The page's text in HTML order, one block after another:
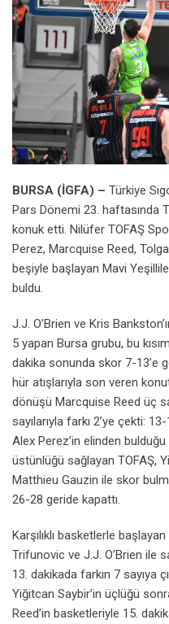
BURSA (İGFA) – Türkiye
Pars Dönemi 23. haftasında
konuk etti. Nilüfer TOFAŞ
Perez, Marcquise Reed,
beşiyle başlayan Mavi
buldu.
J.J. O’Brien ve Kris
5 yapan Bursa grubu, bu
dakika sonunda skor 7-13’e
hür atışlarıyla son veren
dönüşü Marcquise Reed üç
sayılarıyla farkı 2’ye çekti:
Alex Perez’in elinden
üstünlüğü sağlayan TOFAŞ,
Matthieu Gauzin ile skor
26-28 geride kapattı.
Karşılıklı basketlerle
Trifunovic ve J.J. O’Brien ile
13. dakikada farkın 7 sayıya
Yiğitcan Saybir’in üçlüğü
Reed’in basketleriyle 15.